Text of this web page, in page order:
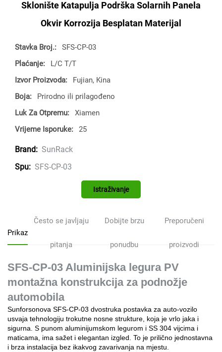
Sklonište Katapulja Podrška Solarnih Panela
Okvir Korrozija Besplatan Materijal
Stavka Broj.:
SFS-CP-03
Plaćanje:
L/C T/T
Izvor Proizvoda:
Fujian, Kina
Boja:
Prirodno ili prilagođeno
Luk Za Otpremu:
Xiamen
Vrijeme Isporuke:
25
Brand: SunRack
Spu: SFS-CP-03
Istraživanje
Prikaz
Često se javljaju
pitanja
Dobijte brzu
ponudbu
Preporučeni
proizvodi
SFS-CP-03 Aluminijska legura PV
montažna konstrukcija za podnožje
automobila
Sunforsonova SFS-CP-03 dvostruka postavka za auto-vozilo
usvaja tehnologiju trokutne nosne strukture, koja je vrlo jaka i
sigurna. S punom aluminijumskom legurom i SS 304 vijcima i
maticama, ima sažet i elegantan izgled. To je prilično jednostavna
i brza instalacija bez ikakvog zavarivanja na mjestu.